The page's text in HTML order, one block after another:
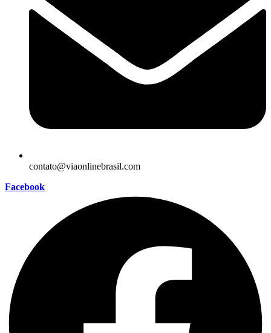
contato@viaonlinebrasil.com
Facebook